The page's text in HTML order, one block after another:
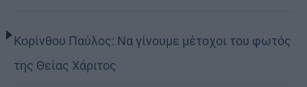
Κορίνθου Παύλος: Να γίνουμε μέτοχοι του φωτός
της Θείας Χάριτος